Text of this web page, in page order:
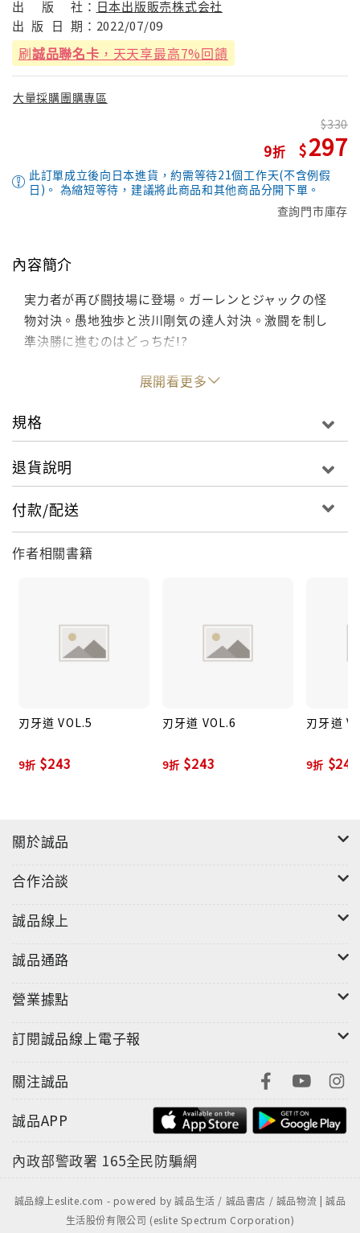
出
版 社： 日本出版販売株式会社
出 版 日 期： 2022/07/09
刷誠品聯名卡 ，天天享最高7%回饋
大量採購團購專區
9
330
297
此訂單成立後向日本進貨，約需等待21個工作天(不含例假
日)。 為縮短等待，建議將此商品和其他商品分開下單。
查詢門市庫存
內容簡介
実力者が再び闘技場に登場。ガーレンとジャックの怪
物対決。愚地独歩と渋川剛気の達人対決。激闘を制し
準決勝に進むのはどっちだ!?
展開看更多
規格
退貨說明
付款/配送
作者相關書籍
刃牙道 VOL.5
9折 $243
刃牙道 VOL.6
9折 $243
刃牙道
9折 $243
關於誠品
合作洽談
誠品線上
誠品通路
營業據點
訂閱誠品線上電子報
關注誠品
誠品APP
內政部警政署 165全民防騙網
誠品線上eslite.com - powered by 誠品生活 / 誠品書店 / 誠品物流 | 誠品
生活股份有限公司 (eslite Spectrum Corporation)